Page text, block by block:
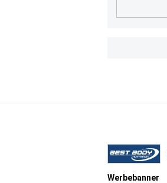
Werbebanner